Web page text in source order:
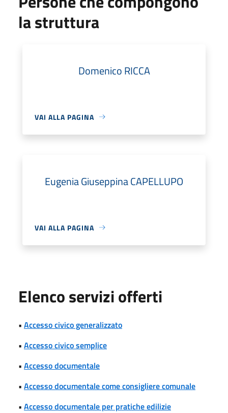
la struttura
Domenico RICCA
VAI ALLA PAGINA
Eugenia Giuseppina CAPELLUPO
VAI ALLA PAGINA
Elenco servizi offerti
• Accesso civico generalizzato
• Accesso civico semplice
• Accesso documentale
• Accesso documentale come consigliere comunale
• Accesso documentale per pratiche edilizie